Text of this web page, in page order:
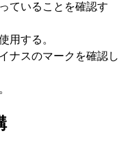
ていることを確認す
用する。
ナスのマークを確認し